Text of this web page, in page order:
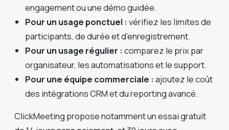
engagement ou une démo guidée.
Pour un usage ponctuel : vérifiez les limites de
participants, de durée et d’enregistrement.
Pour un usage régulier : comparez le prix par
organisateur, les automatisations et le support.
Pour une équipe commerciale : ajoutez le coût
des intégrations CRM et du reporting avancé.
ClickMeeting propose notamment un essai gratuit